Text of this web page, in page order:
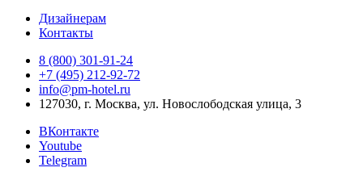
Дизайнерам
Контакты
8 (800) 301‑91‑24
+7 (495) 212‑92‑72
info@pm-hotel.ru
127030, г. Москва, ул. Новослободская улица, 3
ВКонтакте
Youtube
Telegram